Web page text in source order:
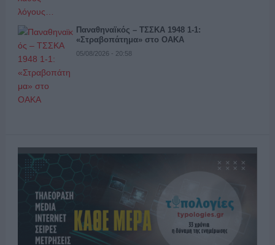
Παναθηναϊκός – ΤΣΣΚΑ 1948 1-1:
«Στραβοπάτημα» στο ΟΑΚΑ
05/08/2026 - 20:58